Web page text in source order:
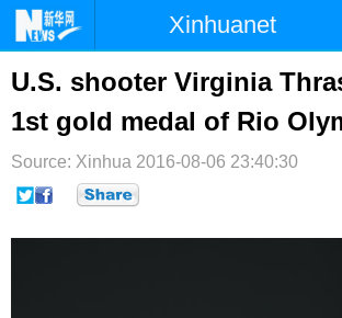
Xinhuanet
首页 时政 国际
台湾 财经 法治
纪检 体育 科技
文娱
U.S. shooter Virginia
1st gold medal of Rio
Source: Xinhua 2016-08-06 23:40:30